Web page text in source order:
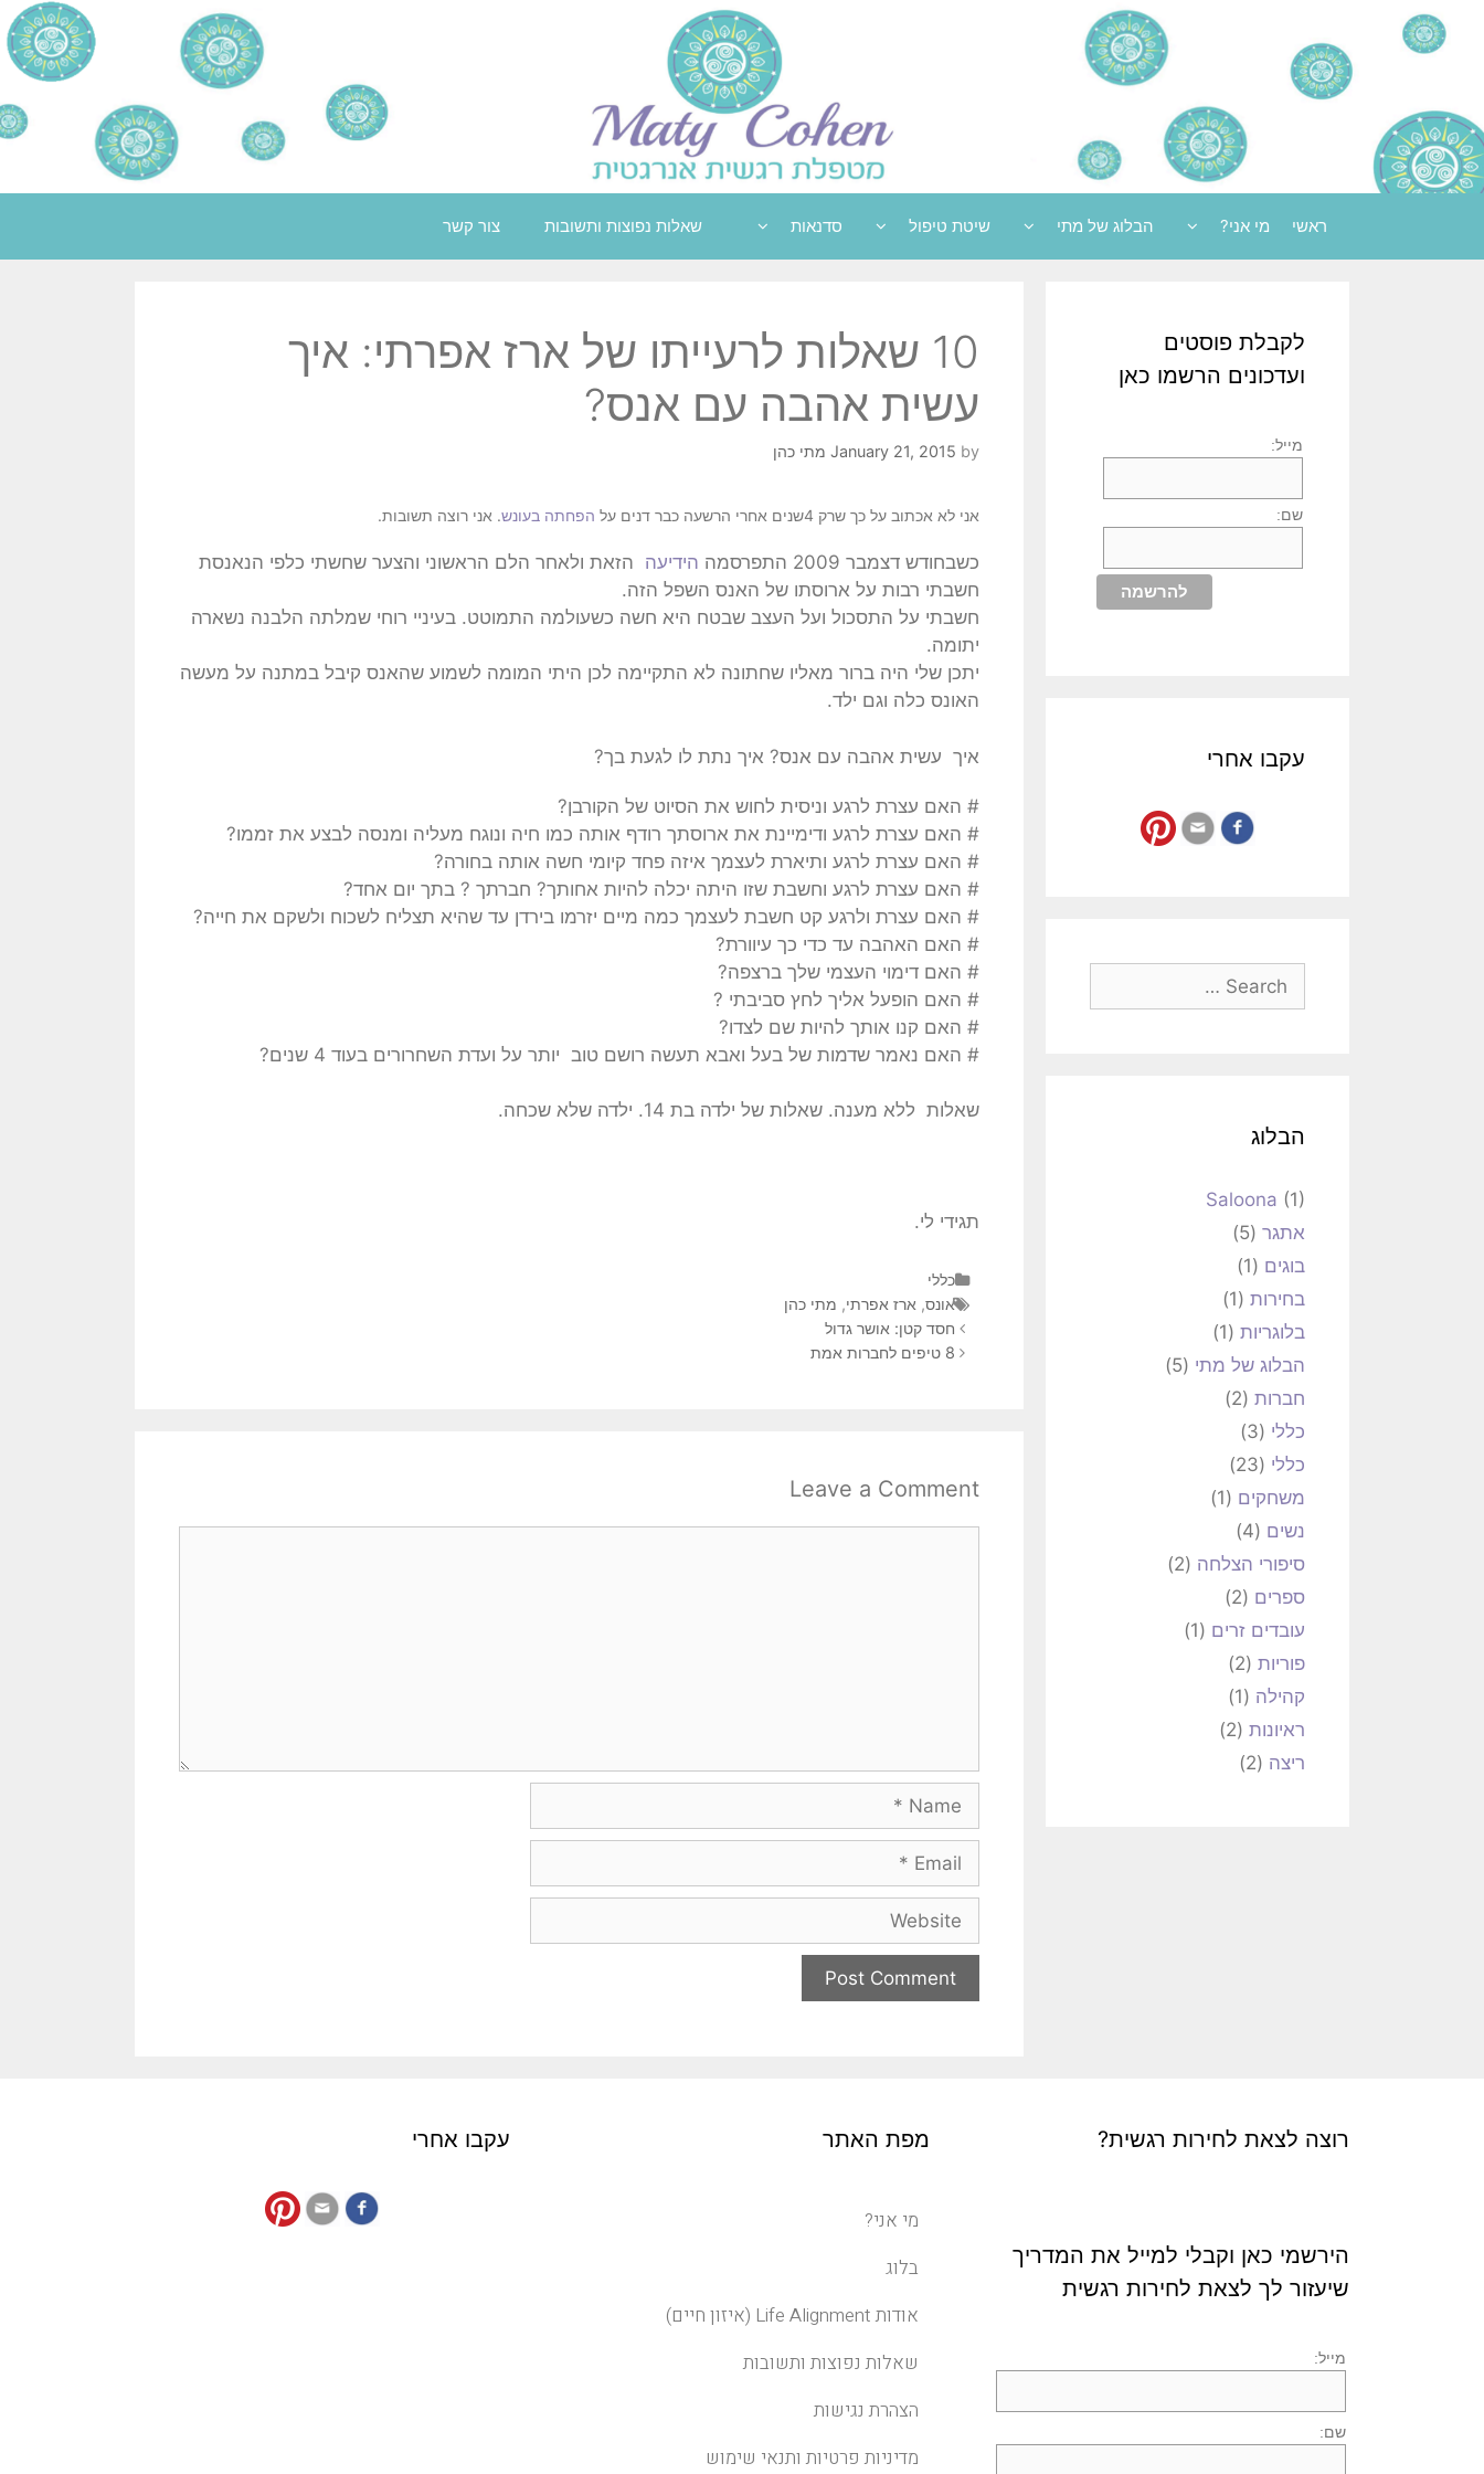
ראשי מי אני? הבלוג של מתי שיטת טיפול סדנאות שאלות נפוצות ותשובות צור קשר
10 שאלות לרעייתו של ארז אפרתי: איך
עשית אהבה עם אנס?
January 21, 2015 by מתי כהן
אני לא אכתוב על כך שרק 4שנים אחרי הרשעה כבר דנים על הפחתה בעונש. אני רוצה תשובות.
כשבחודש דצמבר 2009 התפרסמה הידיעה הזאת ולאחר הלם הראשוני והצער שחשתי כלפי הנאנסת
חשבתי רבות על ארוסתו של האנס השפל הזה.
חשבתי על התסכול ועל העצב שבטח היא חשה כשעולמה התמוטט. בעיניי רוחי שמלתה הלבנה נשארה
יתומה.
יתכן שלי היה ברור מאליו שחתונה לא התקיימה לכן היתי המומה לשמוע שהאנס קיבל במתנה על מעשה
האונס כלה וגם ילד.
איך עשית אהבה עם אנס? איך נתת לו לגעת בך?
# האם עצרת לרגע וניסית לחוש את הסיוט של הקורבן?
# האם עצרת לרגע ודימיינת את ארוסתך רודף אותה כמו חיה ונוגח מעליה ומנסה לבצע את זממו?
# האם עצרת לרגע ותיארת לעצמך איזה פחד קיומי חשה אותה בחורה?
# האם עצרת לרגע וחשבת שזו היתה יכלה להיות אחותך? חברתך ? בתך יום אחד?
# האם עצרת ולרגע קט חשבת לעצמך כמה מיים יזרמו בירדן עד שהיא תצליח לשכוח ולשקם את חייה?
# האם האהבה עד כדי כך עיוורת?
# האם דימוי העצמי שלך ברצפה?
# האם הופעל אליך לחץ סביבתי ?
# האם קנו אותך להיות שם לצדו?
# האם נאמר שדמות של בעל ואבא תעשה רושם טוב יותר על ועדת השחרורים בעוד 4 שנים?
שאלות ללא מענה. שאלות של ילדה בת 14. ילדה שלא שכחה.
תגידי לי.
כללי
אונס, ארז אפרתי, מתי כהן
חסד קטן: אושר גדול
8 טיפים לחברות אמת
Leave a Comment
לקבלת פוסטים
ועדכונים הרשמו כאן
מייל:
שם:
עקבו אחרי
הבלוג
Saloona (1)
אתגר (5)
בוגים (1)
בחירות (1)
בלוגריות (1)
הבלוג של מתי (5)
חברות (2)
כללי (3)
כללי (23)
משחקים (1)
נשים (4)
סיפורי הצלחה (2)
ספרים (2)
עובדים זרים (1)
פוריות (2)
קהילה (1)
ראיונות (2)
ריצה (2)
עקבו אחרי מפת האתר
מי אני?
בלוג
אודות Life Alignment (איזון חיים)
שאלות נפוצות ותשובות
הצהרת נגישות
מדיניות פרטיות ותנאי שימוש
רוצה לצאת לחירות רגשית?
הירשמי כאן וקבלי למייל את המדריך
שיעזור לך לצאת לחירות רגשית
מייל:
שם: